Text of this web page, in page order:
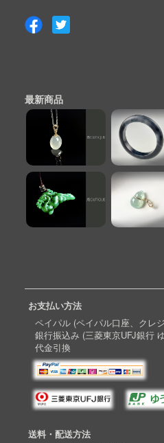
最新商品
お支払い方法
ペイパル (ペイパル口座、クレ
銀行振込み (三菱東京UFJ銀行
代金引換
送料・配送方法